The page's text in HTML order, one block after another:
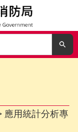
搜
尋
應用統計分析專